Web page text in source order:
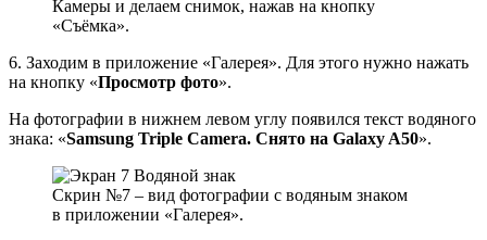
Камеры и делаем снимок, нажав на кнопку
«Съёмка».
6. Заходим в приложение «Галерея». Для этого нужно нажать
на кнопку «Просмотр фото».
На фотографии в нижнем левом углу появился текст водяного
знака: «Samsung Triple Camera. Снято на Galaxy A50».
Скрин №7 – вид фотографии с водяным знаком
в приложении «Галерея».